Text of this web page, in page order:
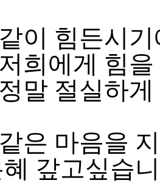
이 힘든시
희에게 힘
말 절실하
은 마음을
갚고싶습